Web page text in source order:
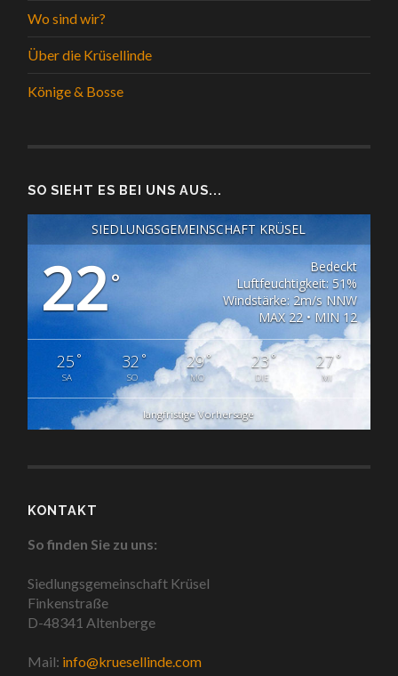
Wo sind wir?
Über die Krüsellinde
Könige & Bosse
SO SIEHT ES BEI UNS AUS...
SIEDLUNGSGEMEINSCHAFT KRÜSEL
22°
Bedeckt
Luftfeuchtigkeit: 51%
Windstärke: 2m/s NNW
MAX 22 • MIN 12
25°
SA
32 °
SO
29°
MO
23°
DIE
27°
MI
langfristige Vorhersage
KONTAKT
So finden Sie zu uns:
Siedlungsgemeinschaft Krüsel
Finkenstraße
D-48341 Altenberge
Mail: info@kruesellinde.com